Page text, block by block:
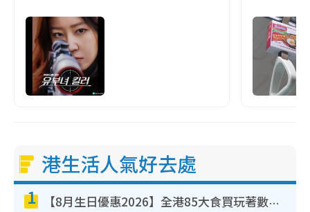
港生活人氣好去處
1 【8月生日優惠2026】全港85大食買玩著數攻略 自助餐/火鍋放題同行免費＋誠品/DONKI送現金券